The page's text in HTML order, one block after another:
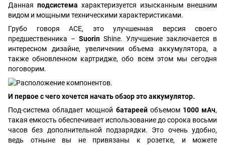
Данная подсистема характеризуется изысканным внешним
видом и мощными техническими характеристиками.
Грубо говоря ACE, это улучшенная версия своего
предшественника – Suorin Shine. Улучшение заключается в
интересном дизайне, увеличении объема аккумулятора, а
также обновленном картридже, обо всем этом мы сегодня
поговорим.
И первое с чего хочется начать обзор это аккумулятор.
Под-система обладает мощной батареей объемом 1000 мАч,
такая емкость обеспечивает использование до сорока восьми
часов без дополнительной подзарядки. Это очень удобно,
ведь отныне вы не привязаны к розетке, и можете